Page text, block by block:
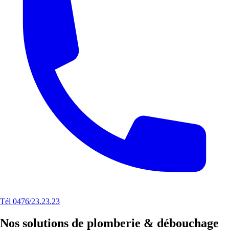
Tél 0476/23.23.23
Nos solutions de plomberie & débouchage